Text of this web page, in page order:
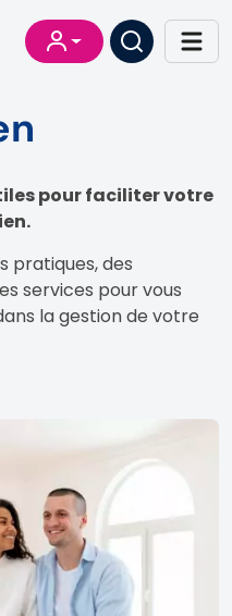
pour faciliter votre
pratiques, des
services pour vous
la gestion de votre